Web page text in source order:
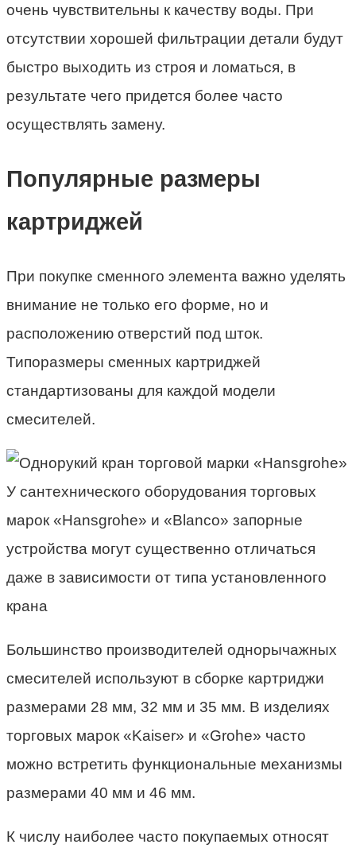
очень чувствительны к качеству воды. При
отсутствии хорошей фильтрации детали будут
быстро выходить из строя и ломаться, в
результате чего придется более часто
осуществлять замену.
Популярные размеры
картриджей
При покупке сменного элемента важно уделять
внимание не только его форме, но и
расположению отверстий под шток.
Типоразмеры сменных картриджей
стандартизованы для каждой модели
смесителей.
У сантехнического оборудования торговых
марок «Hansgrohe» и «Blanco» запорные
устройства могут существенно отличаться
даже в зависимости от типа установленного
крана
Большинство производителей однорычажных
смесителей используют в сборке картриджи
размерами 28 мм, 32 мм и 35 мм. В изделиях
торговых марок «Kaiser» и «Grohe» часто
можно встретить функциональные механизмы
размерами 40 мм и 46 мм.
К числу наиболее часто покупаемых относят